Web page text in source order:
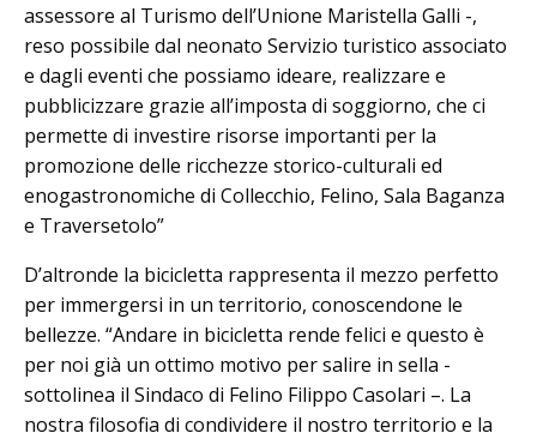
assessore al Turismo dell’Unione Maristella Galli -,
reso possibile dal neonato Servizio turistico associato
e dagli eventi che possiamo ideare, realizzare e
pubblicizzare grazie all’imposta di soggiorno, che ci
permette di investire risorse importanti per la
promozione delle ricchezze storico-culturali ed
enogastronomiche di Collecchio, Felino, Sala Baganza
e Traversetolo”
D’altronde la bicicletta rappresenta il mezzo perfetto
per immergersi in un territorio, conoscendone le
bellezze. “Andare in bicicletta rende felici e questo è
per noi già un ottimo motivo per salire in sella -
sottolinea il Sindaco di Felino Filippo Casolari –. La
nostra filosofia di condividere il nostro territorio e la